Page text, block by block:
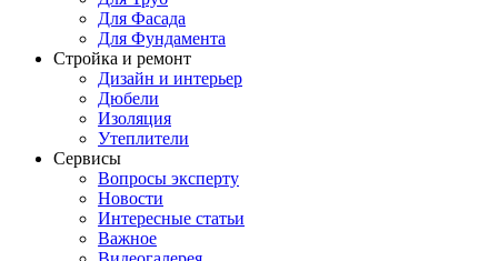
Для Фасада
Для Фундамента
Стройка и ремонт
Дизайн и интерьер
Дюбели
Изоляция
Утеплители
Сервисы
Вопросы эксперту
Новости
Интересные статьи
Важное